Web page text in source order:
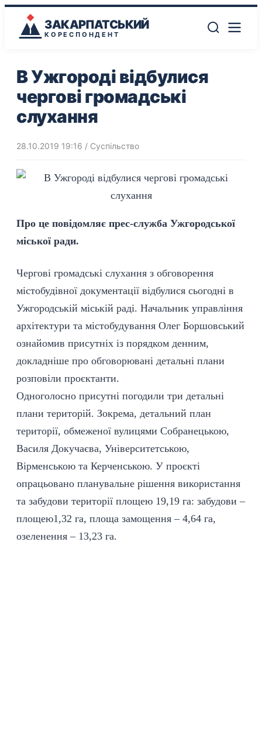
ЗАКАРПАТСЬКИЙ
КОРЕСПОНДЕНТ
В Ужгороді відбулися
чергові громадські
слухання
28.10.2019 19:16 / Суспільство
Про це повідомляє прес-служба Ужгородської
міської ради.
Чергові громадські слухання з обговорення
містобудівної документації відбулися сьогодні в
Ужгородській міській раді. Начальник управління
архітектури та містобудування Олег Боршовський
ознайомив присутніх із порядком денним,
докладніше про обговорювані детальні плани
розповіли проєктанти.
Одноголосно присутні погодили три детальні
плани територій. Зокрема, детальний план
території, обмеженої вулицями Собранецькою,
Василя Докучаєва, Університетською,
Вірменською та Керченською. У проєкті
опрацьовано планувальне рішення використання
та забудови території площею 19,19 га: забудови –
площею1,32 га, площа замощення – 4,64 га,
озеленення – 13,23 га.